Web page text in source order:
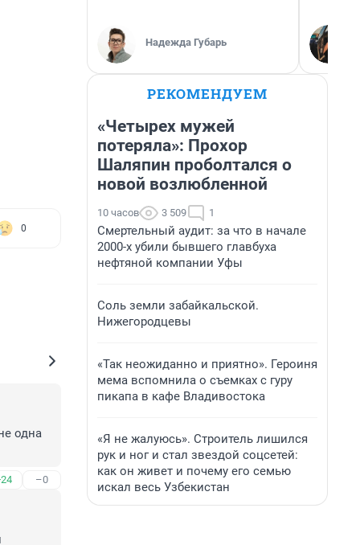
0
одна
–0
Надежда Губарь
РЕКОМЕНДУЕМ
«Четырех мужей
потеряла»: Прохор
Шаляпин проболтался о
новой возлюбленной
10 часов 3 509 1
Смертельный аудит: за что в начале
2000-х убили бывшего главбуха
нефтяной компании Уфы
Соль земли забайкальской.
Нижегородцевы
«Так неожиданно и приятно». Героиня
мема вспомнила о съемках с гуру
пикапа в кафе Владивостока
«Я не жалуюсь». Строитель лишился
рук и ног и стал звездой соцсетей:
как он живет и почему его семью
искал весь Узбекистан